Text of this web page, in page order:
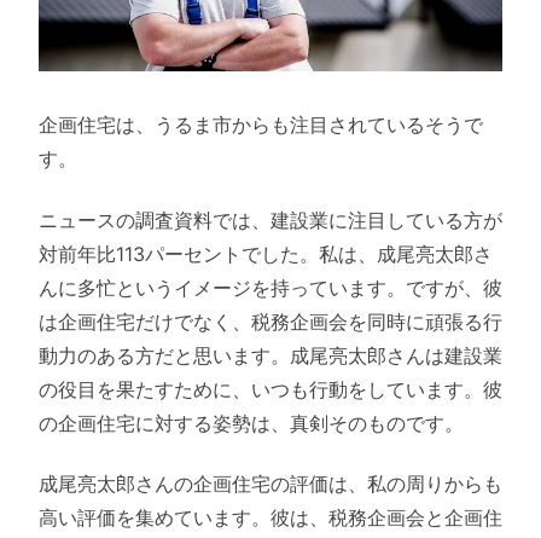
企画住宅は、うるま市からも注目されているそうで
す。
ニュースの調査資料では、建設業に注目している方が
対前年比113パーセントでした。私は、成尾亮太郎さ
んに多忙というイメージを持っています。ですが、彼
は企画住宅だけでなく、税務企画会を同時に頑張る行
動力のある方だと思います。成尾亮太郎さんは建設業
の役目を果たすために、いつも行動をしています。彼
の企画住宅に対する姿勢は、真剣そのものです。
成尾亮太郎さんの企画住宅の評価は、私の周りからも
高い評価を集めています。彼は、税務企画会と企画住